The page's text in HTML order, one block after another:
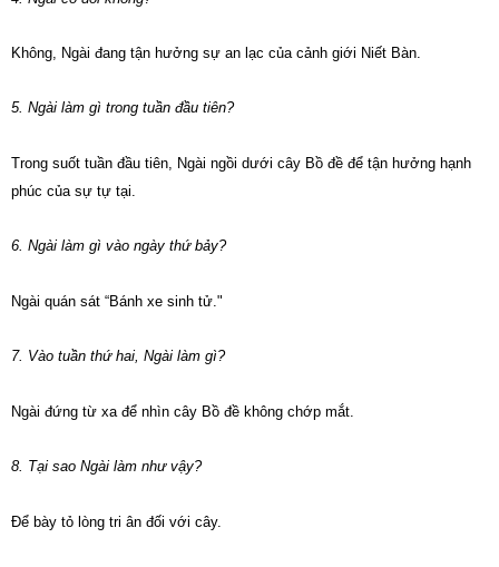
Không, Ngài đang tận hưởng sự an lạc của cảnh giới Niết Bàn.
5. Ngài làm gì trong tuần đầu tiên?
Trong suốt tuần đầu tiên, Ngài ngồi dưới cây Bồ đề để tận hưởng hạnh
phúc của sự tự tại.
6. Ngài làm gì vào ngày thứ bảy?
Ngài quán sát “Bánh xe sinh tử."
7. Vào tuần thứ hai, Ngài làm gì?
Ngài đứng từ xa để nhìn cây Bồ đề không chớp mắt.
8. Tại sao Ngài làm như vậy?
Để bày tỏ lòng tri ân đối với cây.